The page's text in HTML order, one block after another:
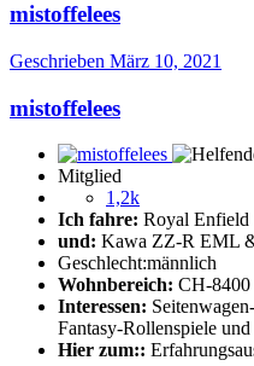
mistoffelees
Geschrieben März 10, 2021
mistoffelees
Mitglied
1,2k
Ich fahre: Royal Enfield
und: Kawa ZZ-R EML
Geschlecht:männlich
Wohnbereich: CH-8400
Interessen:
Fantasy-Rollenspiele
Hier zum::